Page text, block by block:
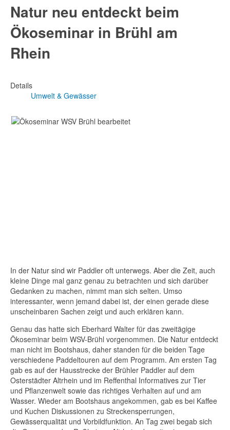
Natur neu entdeckt beim
Ökoseminar in Brühl am
Rhein
Details
Umwelt & Gewässer
In der Natur sind wir Paddler oft unterwegs. Aber die Zeit, auch
kleine Dinge mal ganz genau zu betrachten und sich darüber
Gedanken zu machen, nimmt man sich selten. Umso
interessanter, wenn jemand dabei ist, der einen gerade diese
unscheinbaren Sachen zeigt und auch erklären kann.
Genau das hatte sich Eberhard Walter für das zweitägige
Ökoseminar beim WSV-Brühl vorgenommen. Die Natur entdeckt
man nicht im Bootshaus, daher standen für die beiden Tage
verschiedene Paddeltouren auf dem Programm. Am ersten Tag
gab es auf der Hausstrecke der Brühler Paddler auf dem
Osterstädter Altrhein und im Reffenthal Informatives zur Tier
und Pflanzenwelt sowie das richtiges Verhalten auf und am
Wasser. Wieder am Bootshaus angekommen, gab es bei Kaffee
und Kuchen Diskussionen zu Streckensperrungen,
Gewässerqualität und Vorbildfunktion. An Tag zwei begab sich